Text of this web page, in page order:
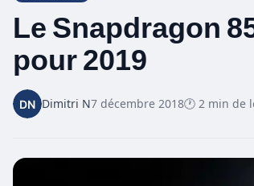
Le Snapdragon
pour 2019
Dimitri N7 décembre 2018🕐 2 min de